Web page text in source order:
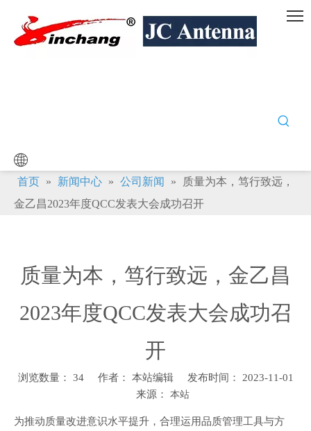
首页 » 新闻中心 » 公司新闻 »
质量为本，笃行致远，
金乙昌2023年度QCC发表大会成功召开
质量为本，笃行致远，金乙昌
2023年度QCC发表大会成功召
开
浏览数量： 34作者： 本站编辑 发布时间： 2023-11-01
来源： 本站
为推动质量改进意识水平提升，合理运用品质管理工具与方